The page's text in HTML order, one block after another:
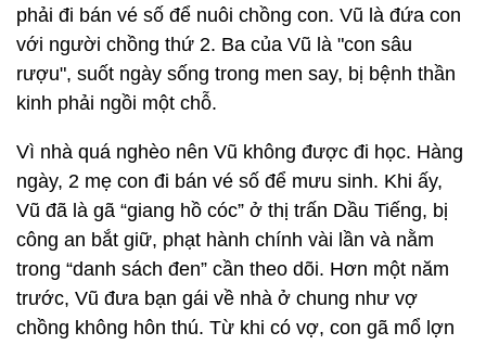
phải đi bán vé số để nuôi chồng con. Vũ là đứa con
với người chồng thứ 2. Ba của Vũ là "con sâu
rượu", suốt ngày sống trong men say, bị bệnh thần
kinh phải ngồi một chỗ.
Vì nhà quá nghèo nên Vũ không được đi học. Hàng
ngày, 2 mẹ con đi bán vé số để mưu sinh. Khi ấy,
Vũ đã là gã “giang hồ cóc” ở thị trấn Dầu Tiếng, bị
công an bắt giữ, phạt hành chính vài lần và nằm
trong “danh sách đen” cần theo dõi. Hơn một năm
trước, Vũ đưa bạn gái về nhà ở chung như vợ
chồng không hôn thú. Từ khi có vợ, con gã mổ lợn